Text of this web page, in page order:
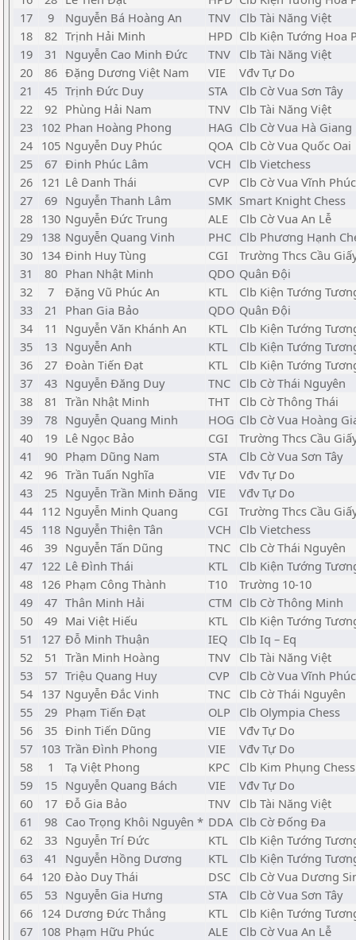
17
9 Nguyễn Bá Hoàng An TNV Clb Tài Năng Việt
18
82 Trịnh Hải Minh HPD Clb Kiện Tướng Hoa
19
31 Nguyễn Cao Minh Đức TNV Clb Tài Năng Việt
20
86 Đặng Dương Việt Nam VIE
Vđv Tự Do
21
45 Trịnh Đức Duy STA
Clb Cờ Vua Sơn Tây
22
92 Phùng Hải Nam TNV Clb Tài Năng Việt
23 102 Phan Hoàng Phong HAG Clb Cờ Vua Hà Giang
24 105 Nguyễn Duy Phúc QOA Clb Cờ Vua Quốc Oai
25
67 Đinh Phúc Lâm VCH Clb Vietchess
26 121 Lê Danh Thái CVP
Clb Cờ Vua Vĩnh Phúc
27
69 Nguyễn Thanh Lâm SMK Smart Knight Chess
28 130 Nguyễn Đức Trung ALE
Clb Cờ Vua An Lễ
29 138 Nguyễn Quang Vinh PHC Clb Phương Hạnh
30 134 Đinh Huy Tùng CGI
Trường Thcs Cầu
31
80 Phan Nhật Minh QDO Quân Đội
32
7 Đặng Vũ Phúc An KTL
Clb Kiện Tướng
33
21 Phan Gia Bảo QDO Quân Đội
34
11 Nguyễn Văn Khánh An KTL
Clb Kiện Tướng
35
13 Nguyễn Anh KTL
Clb Kiện Tướng
36
27 Đoàn Tiến Đạt KTL
Clb Kiện Tướng
37
43 Nguyễn Đăng Duy TNC Clb Cờ Thái Nguyên
38
81 Trần Nhật Minh THT
Clb Cờ Thông Thái
39
78 Nguyễn Quang Minh HOG Clb Cờ Vua Hoàng
40
19 Lê Ngọc Bảo CGI
Trường Thcs Cầu
41
90 Phạm Dũng Nam STA
Clb Cờ Vua Sơn Tây
42
96 Trần Tuấn Nghĩa VIE
Vđv Tự Do
43
25 Nguyễn Trần Minh Đăng VIE
Vđv Tự Do
44 112 Nguyễn Minh Quang CGI
Trường Thcs Cầu
45 118 Nguyễn Thiện Tân VCH Clb Vietchess
46
39 Nguyễn Tấn Dũng TNC Clb Cờ Thái Nguyên
47 122 Lê Đình Thái KTL
Clb Kiện Tướng
48 126 Phạm Công Thành T10
Trường 10-10
49
47 Thân Minh Hải CTM Clb Cờ Thông Minh
50
49 Mai Việt Hiếu KTL
Clb Kiện Tướng
51
127 Đỗ Minh Thuận IEQ
Clb Iq – Eq
52
51 Trần Minh Hoàng TNV Clb Tài Năng Việt
53
57 Triệu Quang Huy CVP
Clb Cờ Vua Vĩnh Phúc
54 137 Nguyễn Đắc Vinh TNC Clb Cờ Thái Nguyên
55
29 Phạm Tiến Đạt OLP
Clb Olympia Chess
56
35 Đinh Tiến Dũng VIE
Vđv Tự Do
57 103 Trần Đình Phong VIE
Vđv Tự Do
58
1 Tạ Việt Phong KPC
Clb Kim Phụng Chess
59
15 Nguyễn Quang Bách VIE
Vđv Tự Do
60
17 Đỗ Gia Bảo TNV Clb Tài Năng Việt
61
98 Cao Trọng Khôi Nguyên * DDA Clb Cờ Đống Đa
62
33 Nguyễn Trí Đức KTL
Clb Kiện Tướng
63
41 Nguyễn Hồng Dương KTL
Clb Kiện Tướng
64 120 Đào Duy Thái DSC Clb Cờ Vua Dương
65
53 Nguyễn Gia Hưng STA
Clb Cờ Vua Sơn Tây
66 124 Dương Đức Thắng KTL
Clb Kiện Tướng
67 108 Phạm Hữu Phúc ALE
Clb Cờ Vua An Lễ